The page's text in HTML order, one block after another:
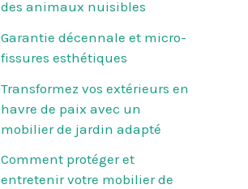
des animaux nuisibles
Garantie décennale et micro-
fissures esthétiques
Transformez vos extérieurs en
havre de paix avec un
mobilier de jardin adapté
Comment protéger et
entretenir votre mobilier de